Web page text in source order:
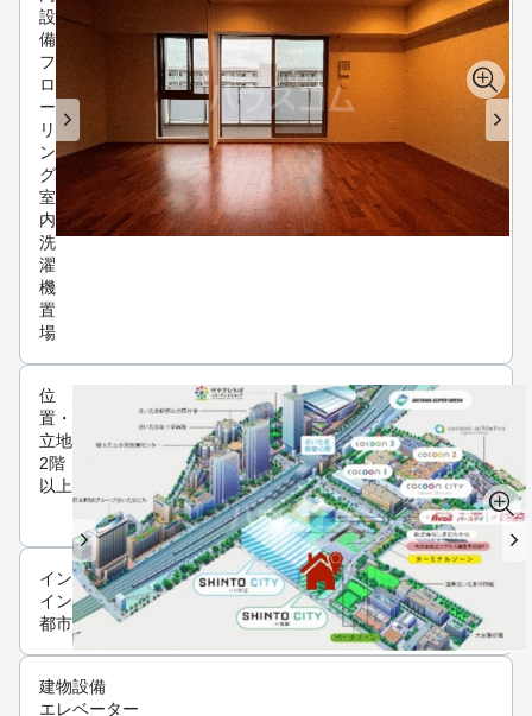
設
備
フ
ロ
ー
リ
ン
グ
室
内
洗
濯
機
置
場
位
置・
立地
2階
以上
インフラ
インターネット可
都市ガス
建物設備
エレベーター